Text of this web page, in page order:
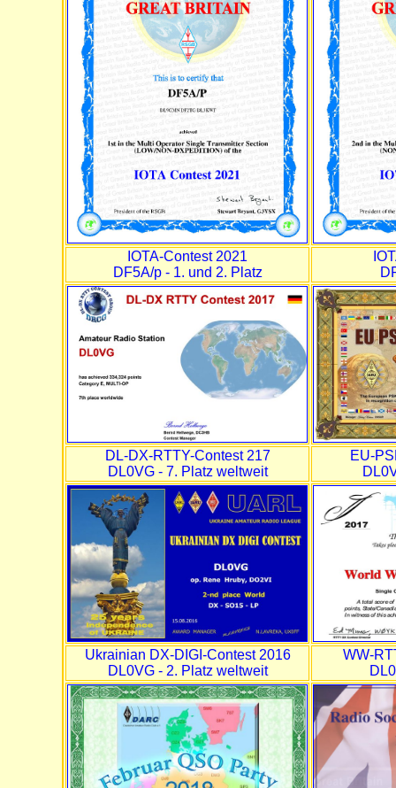
IOTA-Contest 2021
DF5A/p - 1. und 2. Platz
DL-DX-RTTY-Contest 217
DL0VG - 7. Platz weltweit
EU-
Ukrainian DX-DIGI-Contest 2016
DL0VG - 2. Platz weltweit
WW-